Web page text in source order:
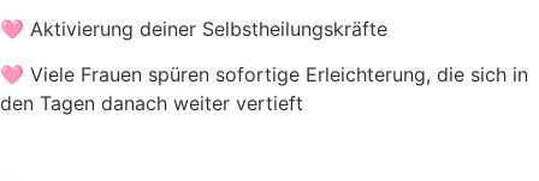
🩷 Aktivierung deiner Selbstheilungskräfte
🩷 Viele Frauen spüren sofortige Erleichterung, die sich in
den Tagen danach weiter vertieft